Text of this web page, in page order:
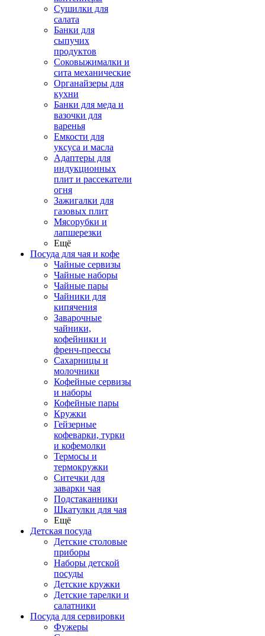
Сушилки для
салата
Банки для
сыпучих
продуктов
Соковыжималки и
сита механические
Органайзеры для
кухни
Банки для меда и
вазочки для
варенья
Емкости для
уксуса и масла
Адаптеры для
индукционных
плит и рассекатели
огня
Зажигалки для
газовых плит
Мясорубки и
лапшерезки
Ещё
Посуда для чая и кофе
Чайные сервизы
Чайные наборы
Чайные пары
Чайники для
кипячения
Заварочные
чайники,
кофейники и
френч-прессы
Сахарницы и
молочники
Кофейные сервизы
и наборы
Кофейные пары
Кружки
Гейзерные
кофеварки, турки
и кофемолки
Термосы и
термокружки
Ситечки для
заварки чая
Подстаканники
Шкатулки для чая
Ещё
Детская посуда
Детские столовые
приборы
Наборы детской
посуды
Детские кружки
Детские тарелки и
салатники
Посуда для сервировки
Фужеры